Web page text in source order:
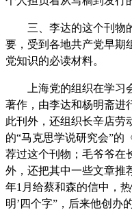
三、李达的这个刊物
要，受到各地共产党早期
党知识的必读材料。
上海党的组织在学
著作，由李达和杨明斋进
此刊外，还组织长辛店劳
的“马克思学说研究会”的
荐过这个刊物；毛爷爷在
外，还把其中一些文章推
年1月给蔡和森的信中，
明’四个字”，后来他创办